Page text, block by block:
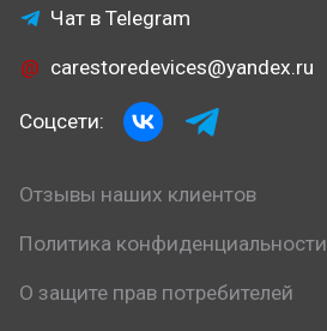
Чат в Telegram
carestoredevices@yandex.ru
Соцсети:
Отзывы наших клиентов
Политика конфиденциальности
О защите прав потребителей